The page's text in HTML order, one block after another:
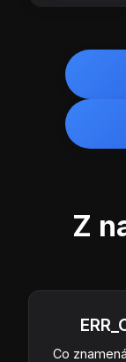
Z
Co znamená